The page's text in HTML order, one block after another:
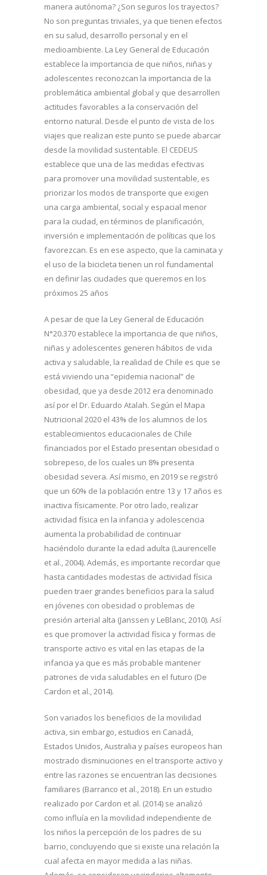
manera autónoma? ¿Son seguros los trayectos?
No son preguntas triviales, ya que tienen efectos
en su salud, desarrollo personal y en el
medioambiente. La Ley General de Educación
establece la importancia de que niños, niñas y
adolescentes reconozcan la importancia de la
problemática ambiental global y que desarrollen
actitudes favorables a la conservación del
entorno natural. Desde el punto de vista de los
viajes que realizan este punto se puede abarcar
desde la movilidad sustentable. El CEDEUS
establece que una de las medidas efectivas
para promover una movilidad sustentable, es
priorizar los modos de transporte que exigen
una carga ambiental, social y espacial menor
para la ciudad, en términos de planificación,
inversión e implementación de políticas que los
favorezcan. Es en ese aspecto, que la caminata y
el uso de la bicicleta tienen un rol fundamental
en definir las ciudades que queremos en los
próximos 25 años
A pesar de que la Ley General de Educación
N°20.370 establece la importancia de que niños,
niñas y adolescentes generen hábitos de vida
activa y saludable, la realidad de Chile es que se
está viviendo una “epidemia nacional” de
obesidad, que ya desde 2012 era denominado
así por el Dr. Eduardo Atalah. Según el Mapa
Nutricional 2020 el 43% de los alumnos de los
establecimientos educacionales de Chile
financiados por el Estado presentan obesidad o
sobrepeso, de los cuales un 8% presenta
obesidad severa. Así mismo, en 2019 se registró
que un 60% de la población entre 13 y 17 años es
inactiva físicamente. Por otro lado, realizar
actividad física en la infancia y adolescencia
aumenta la probabilidad de continuar
haciéndolo durante la edad adulta (Laurencelle
et al., 2004). Además, es importante recordar que
hasta cantidades modestas de actividad física
pueden traer grandes beneficios para la salud
en jóvenes con obesidad o problemas de
presión arterial alta (Janssen y LeBlanc, 2010). Así
es que promover la actividad física y formas de
transporte activo es vital en las etapas de la
infancia ya que es más probable mantener
patrones de vida saludables en el futuro (De
Cardon et al., 2014).
Son variados los beneficios de la movilidad
activa, sin embargo, estudios en Canadá,
Estados Unidos, Australia y países europeos han
mostrado disminuciones en el transporte activo y
entre las razones se encuentran las decisiones
familiares (Barranco et al., 2018). En un estudio
realizado por Cardon et al. (2014) se analizó
como influía en la movilidad independiente de
los niños la percepción de los padres de su
barrio, concluyendo que si existe una relación la
cual afecta en mayor medida a las niñas.